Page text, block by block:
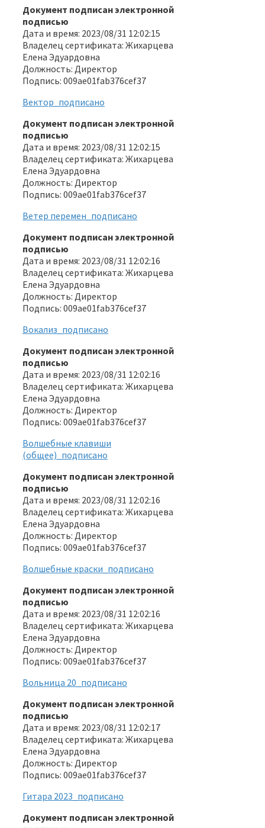
Документ подписан электронной
подписью
Дата и время: 2023/08/31 12:02:15
Владелец сертификата: Жихарцева
Елена Эдуардовна
Должность: Директор
Подпись: 009ae01fab376cef37
Вектор_подписано
Документ подписан электронной
подписью
Дата и время: 2023/08/31 12:02:15
Владелец сертификата: Жихарцева
Елена Эдуардовна
Должность: Директор
Подпись: 009ae01fab376cef37
Ветер перемен_подписано
Документ подписан электронной
подписью
Дата и время: 2023/08/31 12:02:16
Владелец сертификата: Жихарцева
Елена Эдуардовна
Должность: Директор
Подпись: 009ae01fab376cef37
Вокализ_подписано
Документ подписан электронной
подписью
Дата и время: 2023/08/31 12:02:16
Владелец сертификата: Жихарцева
Елена Эдуардовна
Должность: Директор
Подпись: 009ae01fab376cef37
Волшебные клавиши
(общее)_подписано
Документ подписан электронной
подписью
Дата и время: 2023/08/31 12:02:16
Владелец сертификата: Жихарцева
Елена Эдуардовна
Должность: Директор
Подпись: 009ae01fab376cef37
Волшебные краски_подписано
Документ подписан электронной
подписью
Дата и время: 2023/08/31 12:02:16
Владелец сертификата: Жихарцева
Елена Эдуардовна
Должность: Директор
Подпись: 009ae01fab376cef37
Вольница 20_подписано
Документ подписан электронной
подписью
Дата и время: 2023/08/31 12:02:17
Владелец сертификата: Жихарцева
Елена Эдуардовна
Должность: Директор
Подпись: 009ae01fab376cef37
Гитара 2023_подписано
Документ подписан электронной